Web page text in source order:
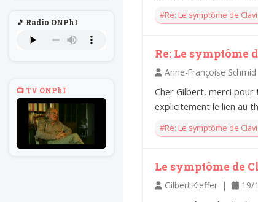
#Re: Le symptôme de
Re: Le symptôme
Anne-Françoise
Cher Gilbert, merci
explicitement le lien au
#Re: Le symptôme de
Le symptôme de
Gilbert Kieffer | 19/
NEWS
Introduire
l'hypothèse en
philosophie
au feu direct
BILLET
Sans recul
BOOK
Théorie du
🎵 Radio ONPhI
📺 TV ONPhI